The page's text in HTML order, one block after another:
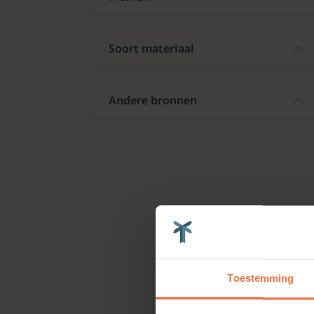
Toestemming
Soort materiaal
Andere bronnen